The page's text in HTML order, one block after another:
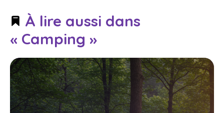
À lire aussi dans
« Camping »